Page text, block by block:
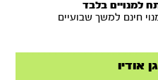
למנויים בלבד
חינם למשך שבועיים
אודיו